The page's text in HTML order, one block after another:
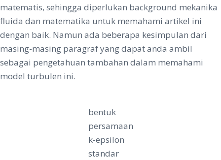
matematis, sehingga diperlukan background mekanika
fluida dan matematika untuk memahami artikel ini
dengan baik. Namun ada beberapa kesimpulan dari
masing-masing paragraf yang dapat anda ambil
sebagai pengetahuan tambahan dalam memahami
model turbulen ini.
bentuk
persamaan
k-epsilon
standar